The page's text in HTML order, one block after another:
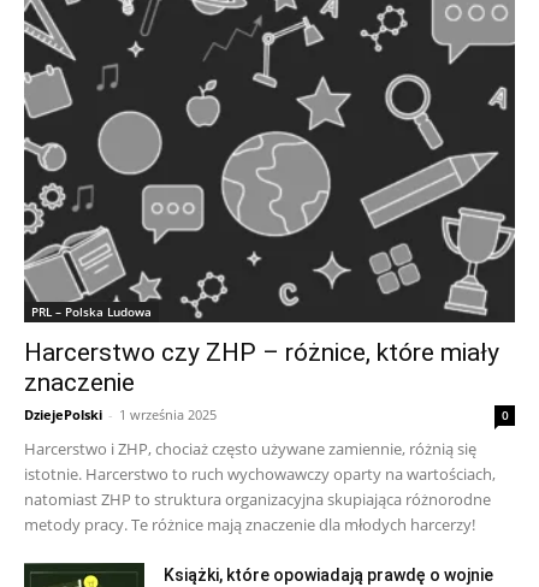
PRL – Polska Ludowa
Harcerstwo czy ZHP – różnice, które miały
znaczenie
DziejePolski - 1 września 2025 0
Harcerstwo i ZHP, chociaż często używane zamiennie, różnią się
istotnie. Harcerstwo to ruch wychowawczy oparty na wartościach,
natomiast ZHP to struktura organizacyjna skupiająca różnorodne
metody pracy. Te różnice mają znaczenie dla młodych harcerzy!
Książki, które opowiadają prawdę o wojnie